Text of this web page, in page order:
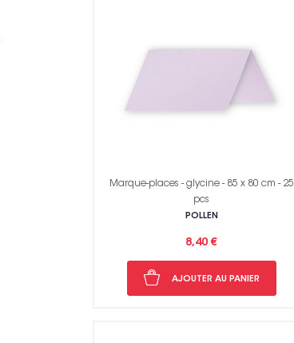
Marque-places - glycine - 85 x 80 cm - 25
pcs
POLLEN
8,40 €
AJOUTER AU PANIER